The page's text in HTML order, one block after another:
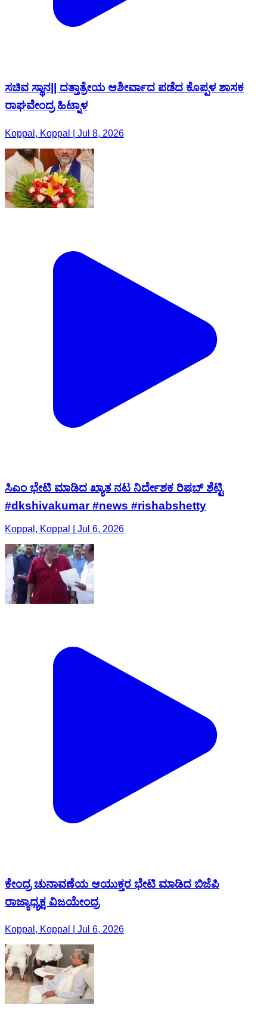
ಸಚಿವ ಸ್ಥಾನ|| ದತ್ತಾತ್ರೇಯ ಆಶೀರ್ವಾದ ಪಡೆದ ಕೊಪ್ಪಳ ಶಾಸಕ
ರಾಘವೇಂದ್ರ ಹಿಟ್ನಾಳ
Koppal, Koppal | Jul 8, 2026
ಸಿಎಂ ಭೇಟಿ ಮಾಡಿದ ಖ್ಯಾತ ನಟ ನಿರ್ದೇಶಕ ರಿಷಬ್ ಶೆಟ್ಟಿ
#dkshivakumar #news #rishabshetty
Koppal, Koppal | Jul 6, 2026
ಕೇಂದ್ರ ಚುನಾವಣೆಯ ಆಯುಕ್ತರ ಭೇಟಿ ಮಾಡಿದ ಬಿಜೆಪಿ
ರಾಜ್ಯಾಧ್ಯಕ್ಷ ವಿಜಯೇಂದ್ರ
Koppal, Koppal | Jul 6, 2026